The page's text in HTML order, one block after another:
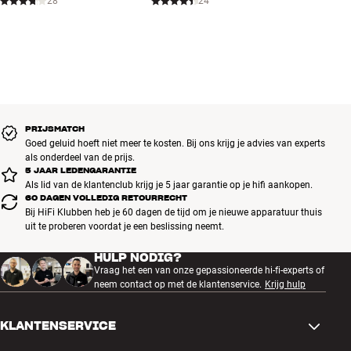
PRIJSMATCH
Goed geluid hoeft niet meer te kosten. Bij ons krijg je advies van experts
als onderdeel van de prijs.
5 JAAR LEDENGARANTIE
Als lid van de klantenclub krijg je 5 jaar garantie op je hifi aankopen.
60 DAGEN VOLLEDIG RETOURRECHT
Bij HiFi Klubben heb je 60 dagen de tijd om je nieuwe apparatuur thuis
uit te proberen voordat je een beslissing neemt.
HULP NODIG?
Vraag het een van onze gepassioneerde hi-fi-experts of
neem contact op met de klantenservice. Krijg hulp
KLANTENSERVICE